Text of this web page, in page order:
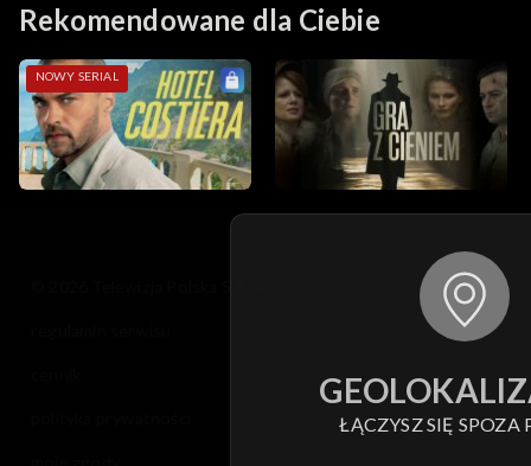
Rekomendowane dla Ciebie
NOWY SERIAL
ŁĄCZYSZ SIĘ SPOZA